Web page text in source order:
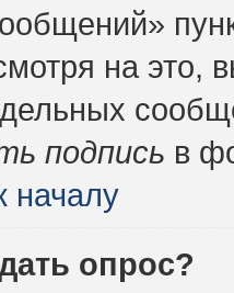
на это,
подпись в
началу
опрос?